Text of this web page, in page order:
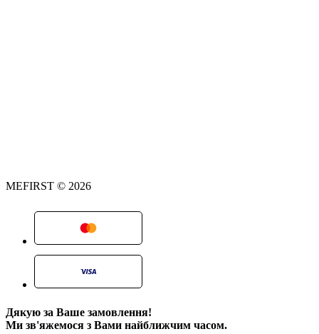
MEFIRST © 2026
Дякую за Ваше замовлення!
Ми зв'яжемося з Вами найближчим часом.